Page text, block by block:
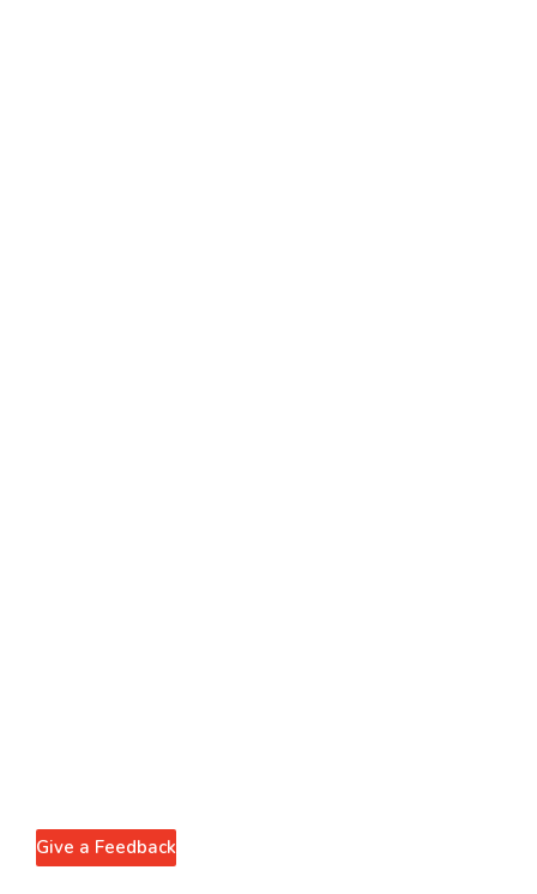
Give a Feedback